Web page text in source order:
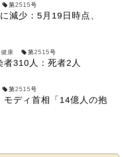
第2515号
減少：5月19日時点、
康 第2515号
者310人：死者2人
第2515号
モディ首相「14億人の抱